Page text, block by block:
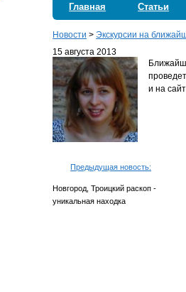
Главная Статьи
Новости >Экскурсии на
15 августа 2013
и на
Предыдущая новость:
Новгород, Троицкий раскоп -
уникальная находка